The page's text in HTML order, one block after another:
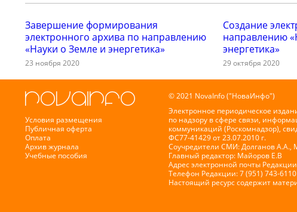
Завершение формирования
электронного архива по направлению
«Науки о Земле и энергетика»
23 ноября 2020
Создание
направлению
энергетика»
29 октября 2020
Условия размещения
Публичная оферта
Оплата
Архив журнала
Учебные пособия
© 2021 NovaInfo ("НоваИнфо")
Электронное периодическое
по надзору в сфере связи,
коммуникаций (Роскомнадзор),
ФС77-41429 от 23.07.2010 г.
Соучредители СМИ: Долганов А.А.,
Главный редактор: Майоров Е.В
Адрес электронной почты
Телефон Редакции: 7 (951) 743-6110
Настоящий ресурс содержит